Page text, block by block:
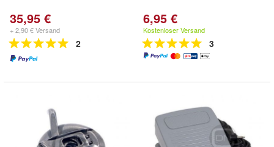
35,95 €
+ 2,90 € Versand
2
6,95 €
Kostenloser Versand
3